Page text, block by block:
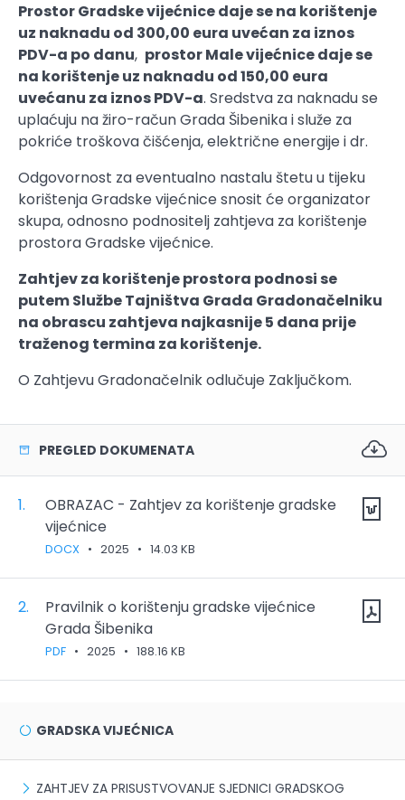
Prostor Gradske vijećnice daje se na korištenje
uz naknadu od 300,00 eura uvećan za iznos
PDV-a po danu, prostor Male vijećnice daje se
na korištenje uz naknadu od 150,00 eura
uvećanu za iznos PDV-a. Sredstva za naknadu se
uplaćuju na žiro-račun Grada Šibenika i služe za
pokriće troškova čišćenja, električne energije i dr.
Odgovornost za eventualno nastalu štetu u tijeku
korištenja Gradske vijećnice snosit će organizator
skupa, odnosno podnositelj zahtjeva za korištenje
prostora Gradske vijećnice.
Zahtjev za korištenje prostora podnosi se
putem Službe Tajništva Grada Gradonačelniku
na obrascu zahtjeva najkasnije 5 dana prije
traženog termina za korištenje.
O Zahtjevu Gradonačelnik odlučuje Zaključkom.
PREGLED DOKUMENATA
1.
OBRAZAC - Zahtjev za korištenje gradske
vijećnice
DOCX • 2025 • 14.03 KB
2.
Pravilnik o korištenju gradske vijećnice
Grada Šibenika
PDF • 2025 • 188.16 KB
GRADSKA VIJEĆNICA
ZAHTJEV ZA PRISUSTVOVANJE SJEDNICI GRADSKOG